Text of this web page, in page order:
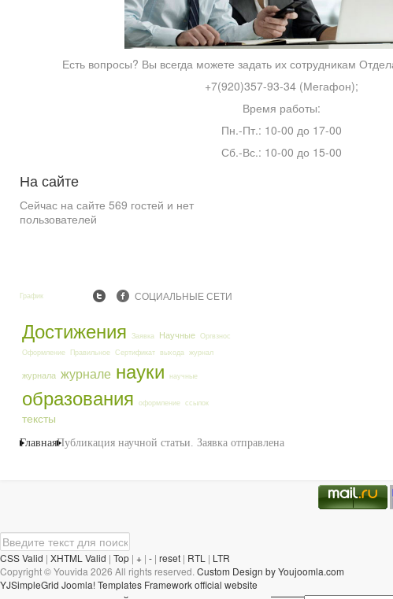
Есть вопросы? Вы всегда можете задать их сотрудникам
+7(920)357-93-34 (Мегафон);
Время работы:
Пн.-Пт.: 10-00 до 17-00
Сб.-Вс.: 10-00 до 15-00
На сайте
Сейчас на сайте 569 гостей и нет
пользователей
СОЦИАЛЬНЫЕ СЕТИ
График
Достижения Заявка Научные Оргвзнос
Оформление Правильное Сертификат выхода журнал
журнала журнале науки научные
образования оформление ссылок
тексты
ГлавнаяПубликация научной статьи. Заявка отправлена
CSS Valid | XHTML Valid | Top | + | - | reset | RTL | LTR
Copyright ©Youvida 2026 All rights reserved. Custom Design by Youjoomla.com
YJSimpleGrid Joomla! Templates Framework official website